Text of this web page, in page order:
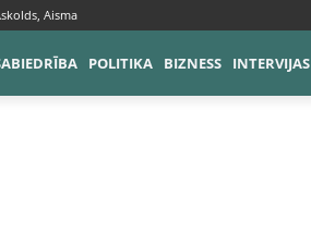
Aisma
POLITIKA BIZNESS INTERVIJAS